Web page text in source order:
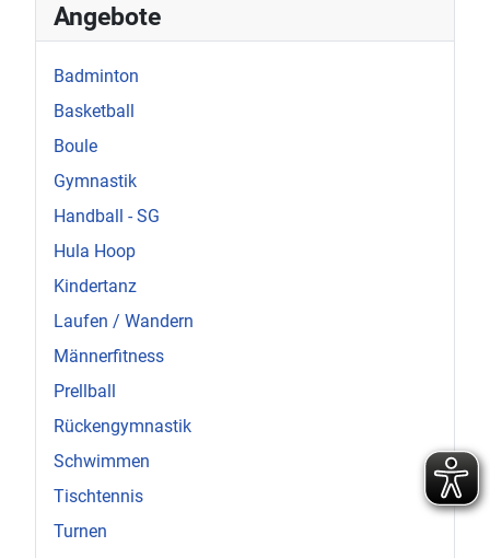
Angebote
Badminton
Basketball
Boule
Gymnastik
Handball - SG
Hula Hoop
Kindertanz
Laufen / Wandern
Männerfitness
Prellball
Rückengymnastik
Schwimmen
Tischtennis
Turnen